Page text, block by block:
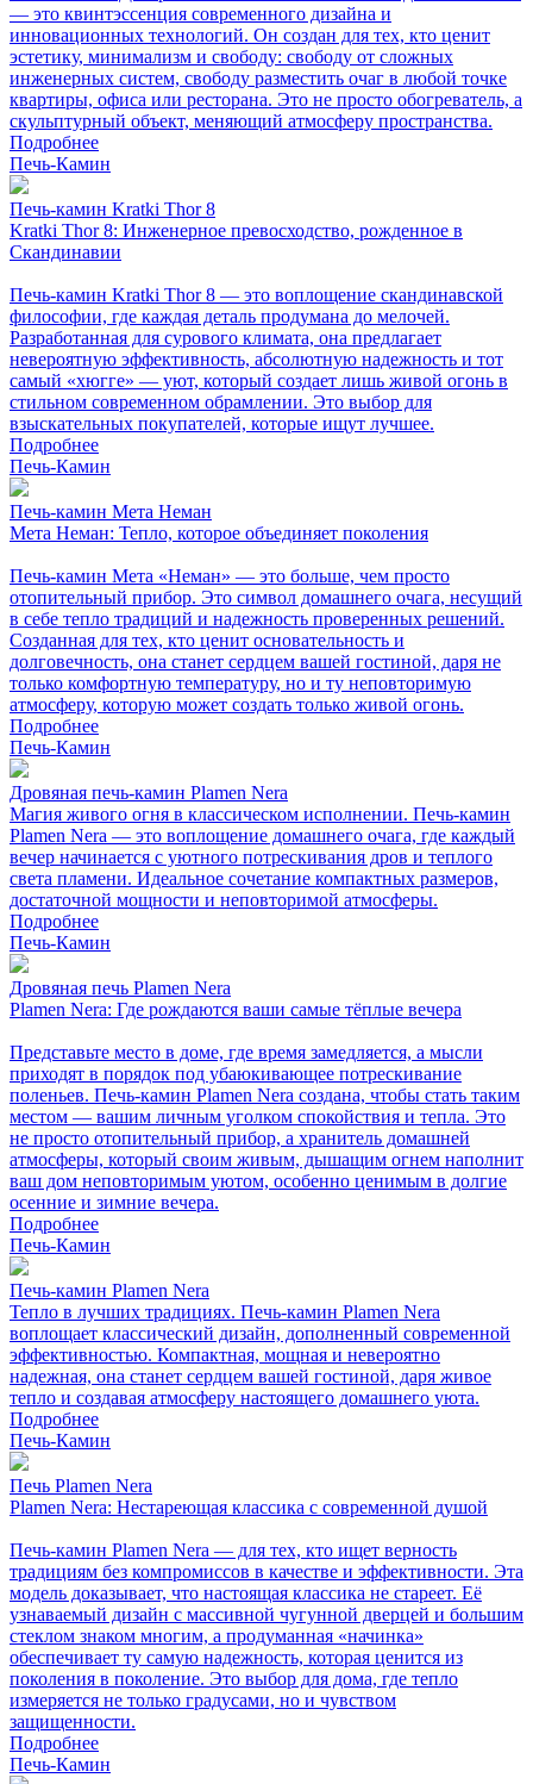
— это квинтэссенция современного дизайна и
инновационных технологий. Он создан для тех, кто ценит
эстетику, минимализм и свободу: свободу от сложных
инженерных систем, свободу разместить очаг в любой точке
квартиры, офиса или ресторана. Это не просто обогреватель, а
скульптурный объект, меняющий атмосферу пространства.
Подробнее
Печь-Камин
Печь-камин Kratki Thor 8
Kratki Thor 8: Инженерное превосходство, рожденное в
Скандинавии
Печь-камин Kratki Thor 8 — это воплощение скандинавской
философии, где каждая деталь продумана до мелочей.
Разработанная для сурового климата, она предлагает
невероятную эффективность, абсолютную надежность и тот
самый «хюгге» — уют, который создает лишь живой огонь в
стильном современном обрамлении. Это выбор для
взыскательных покупателей, которые ищут лучшее.
Подробнее
Печь-Камин
Печь-камин Мета Неман
Мета Неман: Тепло, которое объединяет поколения
Печь-камин Мета «Неман» — это больше, чем просто
отопительный прибор. Это символ домашнего очага, несущий
в себе тепло традиций и надежность проверенных решений.
Созданная для тех, кто ценит основательность и
долговечность, она станет сердцем вашей гостиной, даря не
только комфортную температуру, но и ту неповторимую
атмосферу, которую может создать только живой огонь.
Подробнее
Печь-Камин
Дровяная печь-камин Plamen Nera
Магия живого огня в классическом исполнении. Печь-камин
Plamen Nera — это воплощение домашнего очага, где каждый
вечер начинается с уютного потрескивания дров и теплого
света пламени. Идеальное сочетание компактных размеров,
достаточной мощности и неповторимой атмосферы.
Подробнее
Печь-Камин
Дровяная печь Plamen Nera
Plamen Nera: Где рождаются ваши самые тёплые вечера
Представьте место в доме, где время замедляется, а мысли
приходят в порядок под убаюкивающее потрескивание
поленьев. Печь-камин Plamen Nera создана, чтобы стать таким
местом — вашим личным уголком спокойствия и тепла. Это
не просто отопительный прибор, а хранитель домашней
атмосферы, который своим живым, дышащим огнем наполнит
ваш дом неповторимым уютом, особенно ценимым в долгие
осенние и зимние вечера.
Подробнее
Печь-Камин
Печь-камин Plamen Nera
Тепло в лучших традициях. Печь-камин Plamen Nera
воплощает классический дизайн, дополненный современной
эффективностью. Компактная, мощная и невероятно
надежная, она станет сердцем вашей гостиной, даря живое
тепло и создавая атмосферу настоящего домашнего уюта.
Подробнее
Печь-Камин
Печь Plamen Nera
Plamen Nera: Нестареющая классика с современной душой
Печь-камин Plamen Nera — для тех, кто ищет верность
традициям без компромиссов в качестве и эффективности. Эта
модель доказывает, что настоящая классика не стареет. Её
узнаваемый дизайн с массивной чугунной дверцей и большим
стеклом знаком многим, а продуманная «начинка»
обеспечивает ту самую надежность, которая ценится из
поколения в поколение. Это выбор для дома, где тепло
измеряется не только градусами, но и чувством
защищенности.
Подробнее
Печь-Камин